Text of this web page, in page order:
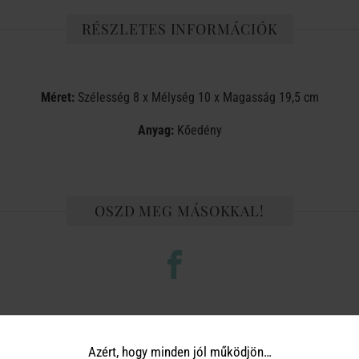
RÉSZLETES INFORMÁCIÓK
Méret:Szélesség 8 x Mélység 10 x Magasság 19,5 cm
Anyag:Kőedény
OSZD MEG MÁSOKKAL!
Azért, hogy minden jól működjön…